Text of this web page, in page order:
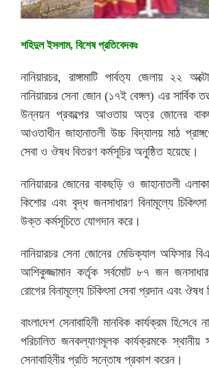
শ‌হিদুল ইসলাম, বিশেষ প্রতিবেদকঃ
নানিয়ারচর, রাঙ্গামাটি পার্বত‌্য জেলায় ২২
নানিয়ারচর সেনা জোন (১৭ই বেঙ্গল) এর সার্বিক
উন্নয়ন প্রকল্পের আওতায় অত্র জোনের
আওতাধীন জাহানাতলী উচ্চ বিদ্যালয় মাঠ
সেবা ও ঔষধ বিতরণ কর্মসূচির অনু‌ষ্ঠিত হয়েছে।
নানিয়ারচর জোনের বাকছড়ি ও জাহানাতলী
কিশোর এবং বৃদ্ধ জনসাধারণ বিনামূল্যে
উক্ত কর্মসূচিতে যোগদান করে।
নানিয়ারচর সেনা জোনের মেডিক্যাল অফিসার
আশিকুজ্জামান কর্তৃক সর্বমোট ৮৭ জন
রোগের বিনামূল্যে চিকিৎসা সেবা প্রদান এবং
বাংলা‌দেশ সেনাবাহিনী মান‌বিক কার্যক্রম হি‌সে‌বে
পরিচালিত জনকল্যাণমূলক কার্যক্রমকে স্থানীয়
সেনাবাহিনীর প্রতি সন্তোষ প্রকাশ করেন।